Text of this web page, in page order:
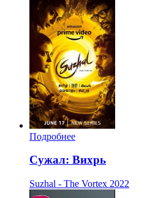
Подробнее
Сужал: Вихрь
Suzhal - The Vortex 2022